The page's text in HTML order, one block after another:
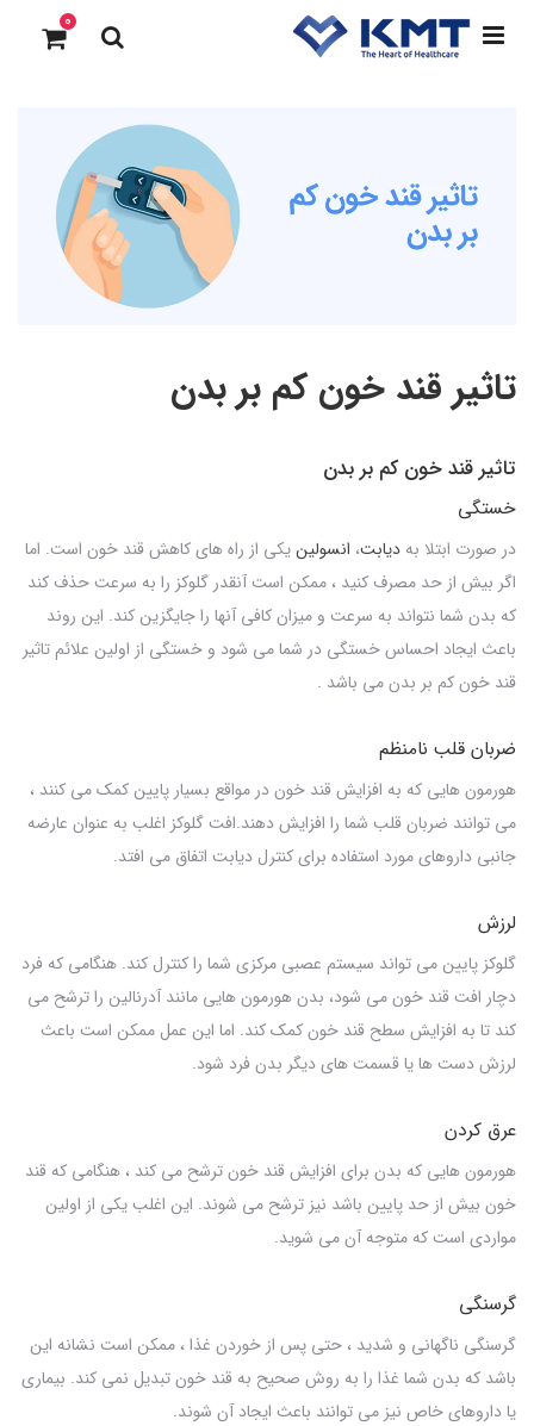
0
تاثیر قند خون کم بر بدن
تاثیر قند خون کم بر بدن
خستگی
در صورت ابتلا به دیابت، انسولینیکی از راه های کاهش قند خون است. اما
اگر بیش از حد مصرف کنید ، ممکن است آنقدر گلوکز را به سرعت حذف کند
که بدن شما نتواند به سرعت و میزان کافی آنها را جایگزین کند. این روند
باعث ایجاد احساس خستگی در شما می شود و خستگی از اولین علائم تاثیر
قند خون کم بر بدن می باشد .
ضربان قلب نامنظم
هورمون هایی که به افزایش قند خون در مواقع بسیار پایین کمک می کنند ،
می توانند ضربان قلب شما را افزایش دهند.افت گلوکز اغلب به عنوان عارضه
جانبی داروهای مورد استفاده برای کنترل دیابت اتفاق می افتد.
لرزش
گلوکز پایین می تواند سیستم عصبی مرکزی شما را کنترل کند. هنگامی که فرد
دچار افت قند خون می شود، بدن هورمون هایی مانند آدرنالین را ترشح می
کند تا به افزایش سطح قند خون کمک کند. اما این عمل ممکن است باعث
لرزش دست ها یا قسمت های دیگر بدن فرد شود.
عرق کردن
هورمون هایی که بدن برای افزایش قند خون ترشح می کند ، هنگامی که قند
خون بیش از حد پایین باشد نیز ترشح می شوند. این اغلب یکی از اولین
مواردی است که متوجه آن می شوید.
گرسنگی
گرسنگی ناگهانی و شدید ، حتی پس از خوردن غذا ، ممکن است نشانه این
باشد که بدن شما غذا را به روش صحیح به قند خون تبدیل نمی کند. بیماری
یا داروهای خاص نیز می توانند باعث ایجاد آن شوند.